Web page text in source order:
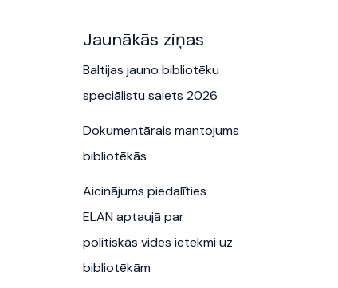
Jaunākās ziņas
Baltijas jauno bibliotēku
speciālistu saiets 2026
Dokumentārais mantojums
bibliotēkās
Aicinājums piedalīties
ELAN aptaujā par
politiskās vides ietekmi uz
bibliotēkām